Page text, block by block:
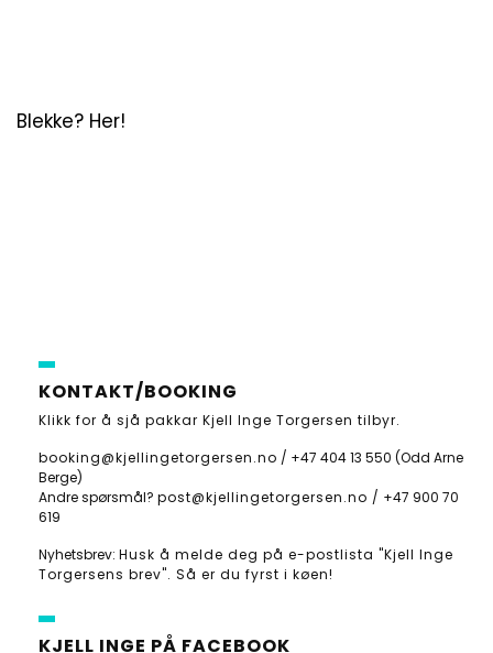
Blekke? Her!
KONTAKT/BOOKING
Klikk for å sjå pakkar Kjell Inge Torgersen tilbyr.
booking@kjellingetorgersen.no / +47 404 13 550 (Odd Arne
Berge)
Andre spørsmål? post@kjellingetorgersen.no / +47 900 70
619
Nyhetsbrev: Husk å melde deg på e-postlista "Kjell Inge
Torgersens brev". Så er du fyrst i køen!
KJELL INGE PÅ FACEBOOK